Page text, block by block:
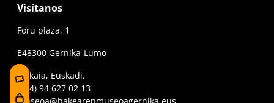
Visítanos
Foru plaza, 1
E48300 Gernika-Lumo
Bizkaia, Euskadi.
(+34) 94 627 02 13
museoa@bakearenmuseoagernika.eus